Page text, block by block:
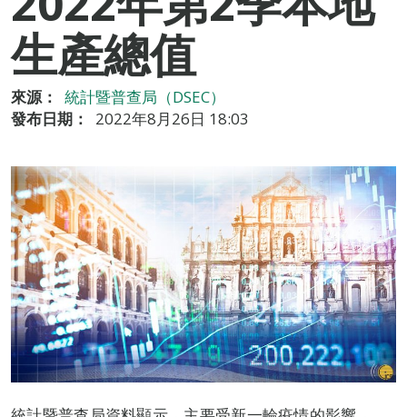
生產總值
來源：
統計暨普查局（DSEC）
發布日期：
2022年8月26日 18:03